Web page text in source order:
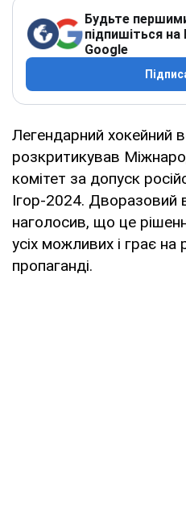
Будьте
підпишіться
Google
Легендарний хокейний
розкритикував
комітет за допуск
Ігор-2024. Дворазовий
наголосив, що це
усіх можливих і грає на
пропаганді.